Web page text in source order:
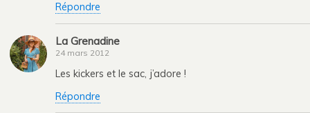
Répondre
La Grenadine
24 mars 2012
Les kickers et le sac, j’adore !
Répondre